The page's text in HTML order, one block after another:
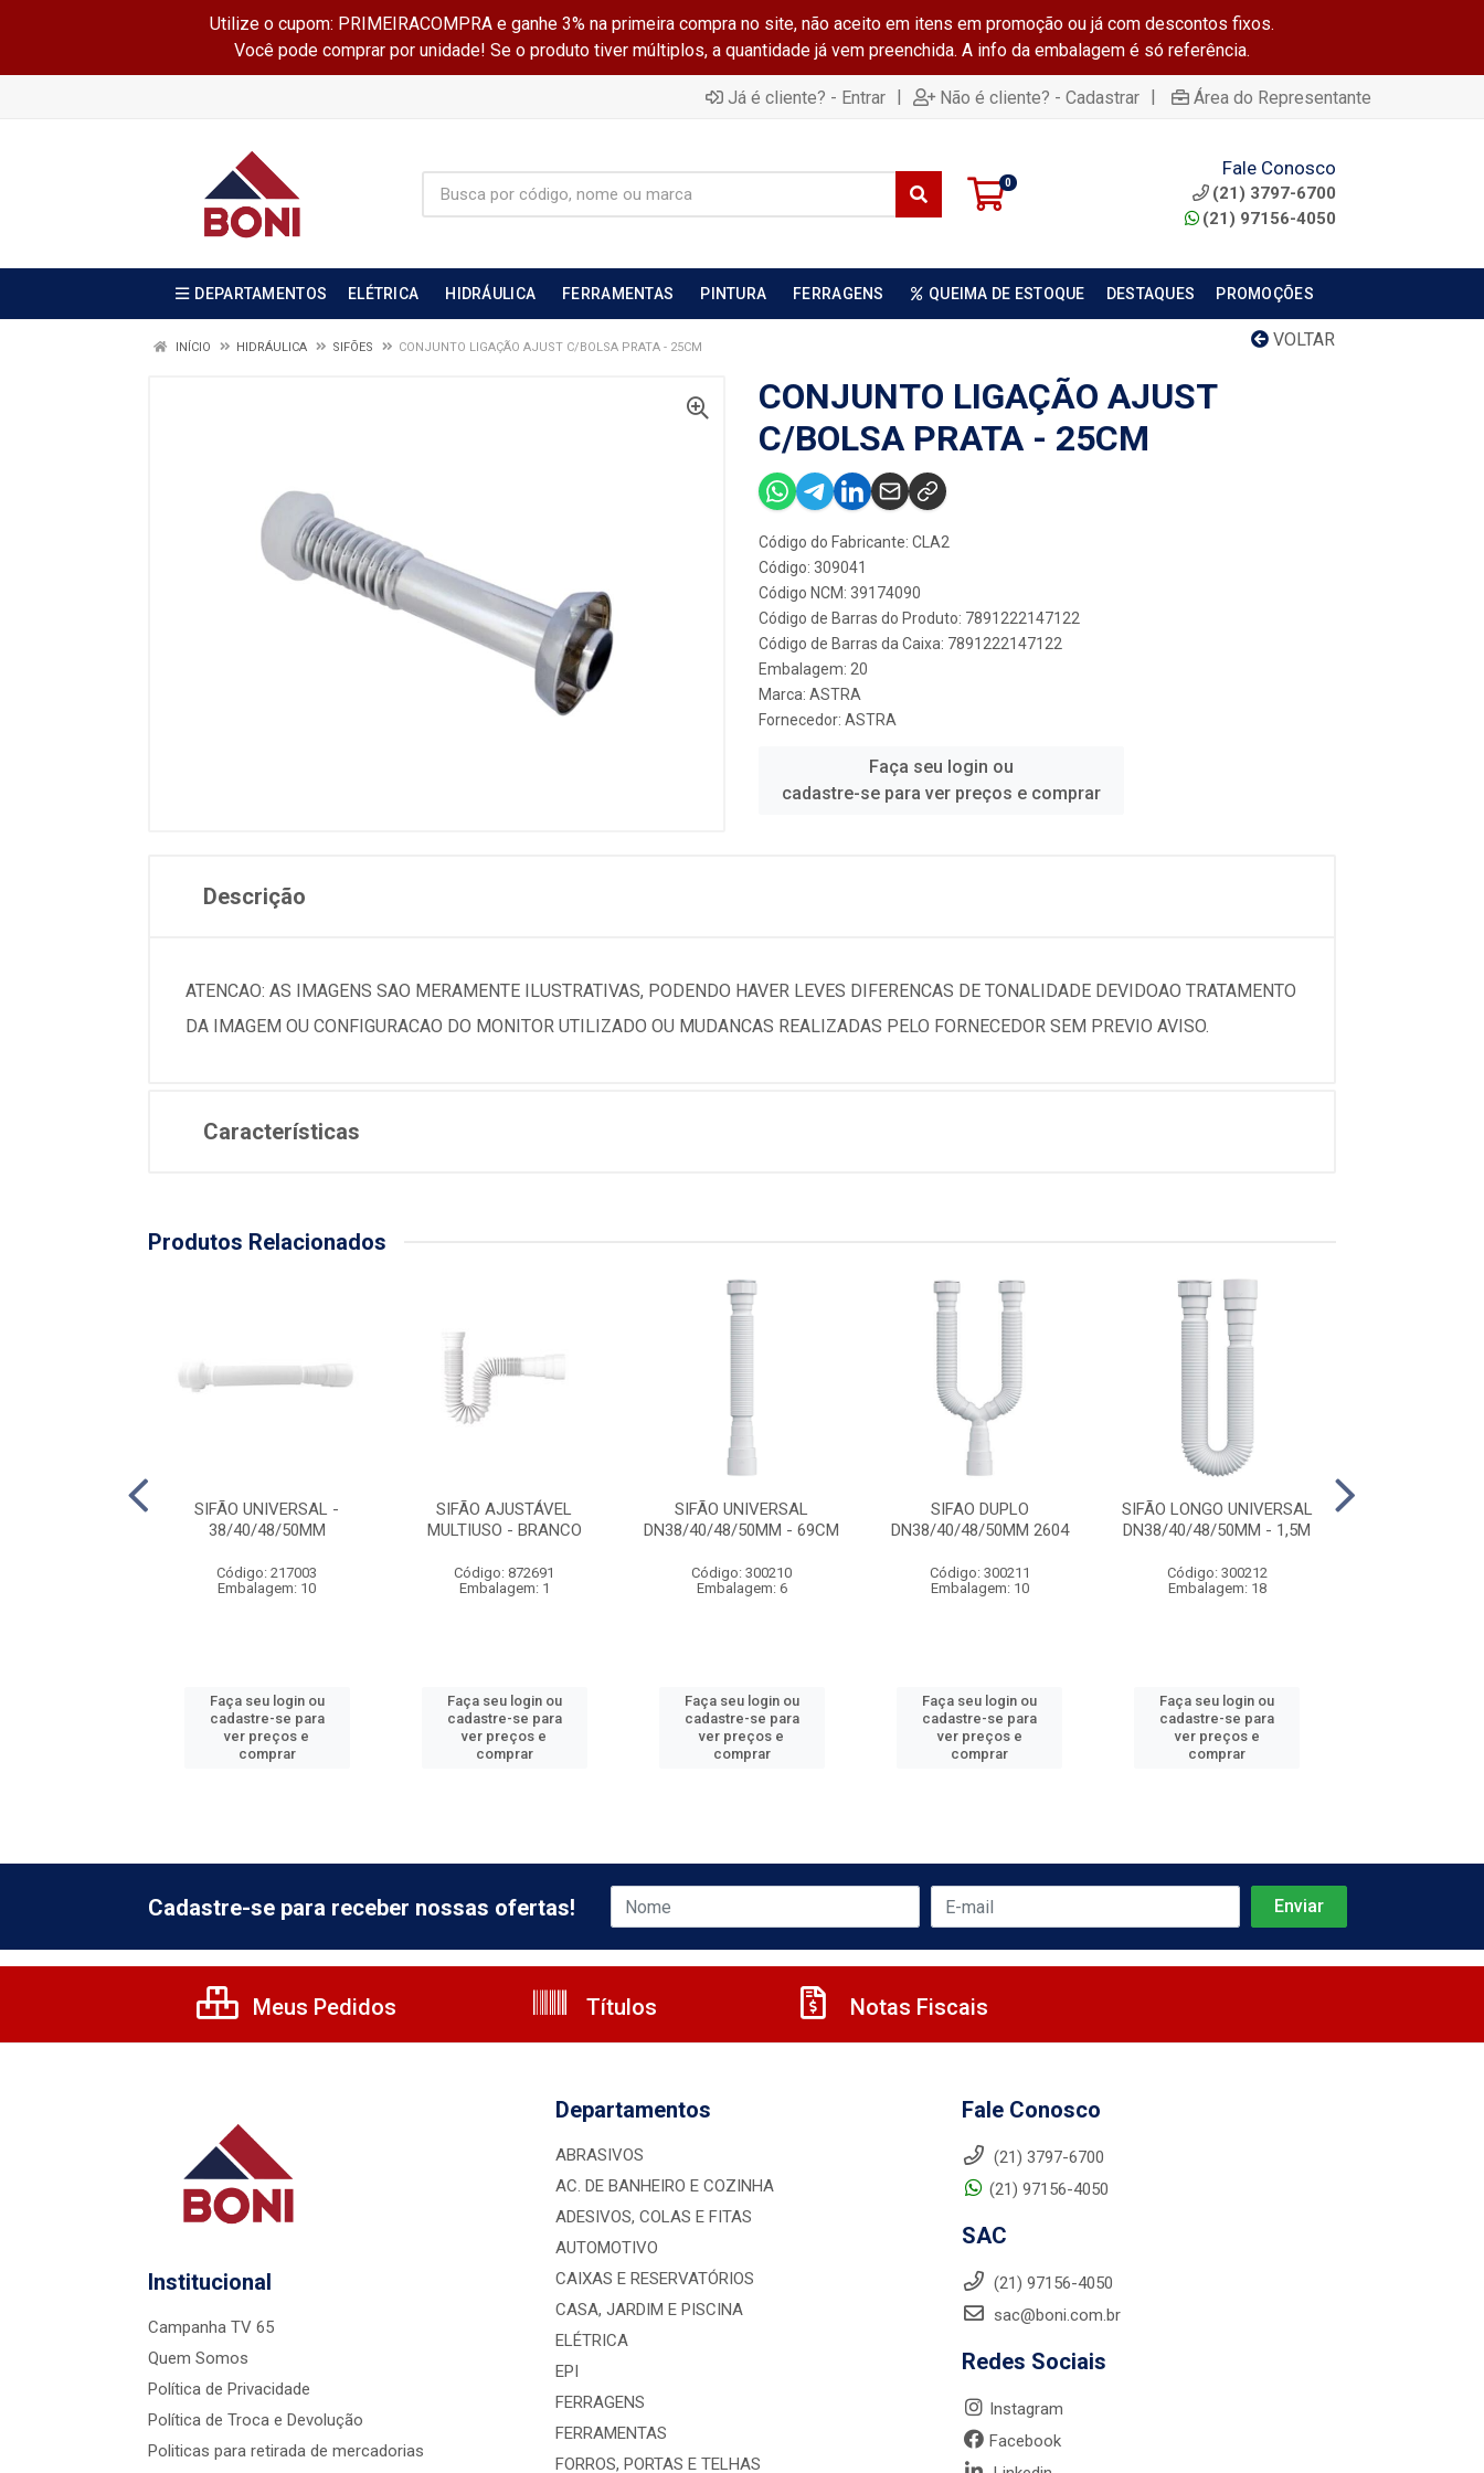
Utilize o cupom: PRIMEIRACOMPRA e ganhe 3% na primeira compra no site, não aceito em itens em promoção ou já com descontos fixos.
Você pode comprar por unidade! Se o produto tiver múltiplos, a quantidade já vem preenchida. A info da embalagem é só referência.
Já é cliente? - Entrar | Não é cliente? - Cadastrar | Área do Representante
0
Fale Conosco
(21) 3797-6700
(21) 97156-4050
DEPARTAMENTOS ELÉTRICA HIDRÁULICA FERRAMENTAS PINTURA FERRAGENS QUEIMA DE ESTOQUE DESTAQUES PROMOÇÕES
VOLTAR
INÍCIO HIDRÁULICA SIFÕES CONJUNTO LIGAÇÃO AJUST C/BOLSA PRATA - 25CM
CONJUNTO LIGAÇÃO AJUST
C/BOLSA PRATA - 25CM
Código do Fabricante: CLA2
Código: 309041
Código NCM: 39174090
Código de Barras do Produto: 7891222147122
Código de Barras da Caixa: 7891222147122
Embalagem: 20
Marca: ASTRA
Fornecedor: ASTRA
Faça seu login ou
cadastre-se para ver preços e comprar
Descrição
ATENCAO: AS IMAGENS SAO MERAMENTE ILUSTRATIVAS, PODENDO HAVER LEVES DIFERENCAS DE TONALIDADE DEVIDOAO TRATAMENTO
DA IMAGEM OU CONFIGURACAO DO MONITOR UTILIZADO OU MUDANCAS REALIZADAS PELO FORNECEDOR SEM PREVIO AVISO.
Características
Produtos Relacionados
SIFÃO UNIVERSAL -
38/40/48/50MM
Código: 217003
Embalagem: 10
Faça seu login ou
cadastre-se para
ver preços e
comprar
SIFÃO AJUSTÁVEL
MULTIUSO - BRANCO
Código: 872691
Embalagem: 1
Faça seu login ou
cadastre-se para
ver preços e
comprar
SIFÃO UNIVERSAL
DN38/40/48/50MM - 69CM
Código: 300210
Embalagem: 6
Faça seu login ou
cadastre-se para
ver preços e
comprar
SIFAO DUPLO
DN38/40/48/50MM 2604
Código: 300211
Embalagem: 10
Faça seu login ou
cadastre-se para
ver preços e
comprar
SIFÃO LONGO UNIVERSAL
DN38/40/48/50MM - 1,5M
Código: 300212
Embalagem: 18
Faça seu login ou
cadastre-se para
ver preços e
comprar
Cadastre-se para receber nossas ofertas!
Meus Pedidos Títulos Notas Fiscais
Institucional
Campanha TV 65
Quem Somos
Política de Privacidade
Política de Troca e Devolução
Politicas para retirada de mercadorias
Departamentos
ABRASIVOS
AC. DE BANHEIRO E COZINHA
ADESIVOS, COLAS E FITAS
AUTOMOTIVO
CAIXAS E RESERVATÓRIOS
CASA, JARDIM E PISCINA
ELÉTRICA
EPI
FERRAGENS
FERRAMENTAS
FORROS, PORTAS E TELHAS
Fale Conosco
(21) 3797-6700
(21) 97156-4050
SAC
(21) 97156-4050
sac@boni.com.br
Redes Sociais
Instagram
Facebook